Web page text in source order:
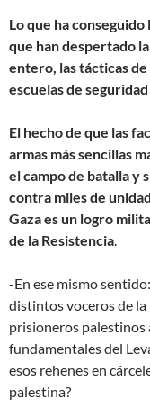
Lo que ha
que han despertado
entero, las tácticas
escuelas de
El hecho de que las
armas más sencillas
el campo de batalla y
contra miles de
Gaza es un logro
de la Resistencia
-En ese mismo
distintos voceros de la
prisioneros palestinos
fundamentales del
esos rehenes en
palestina?